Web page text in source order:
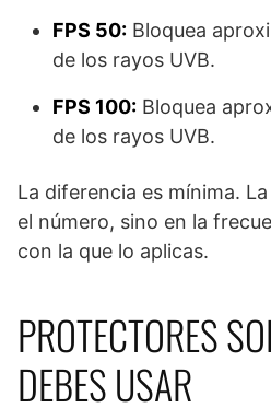
FPS 50: Bloquea
de los rayos UVB.
FPS 100: Bloquea
de los rayos UVB.
La diferencia es mínima.
el número, sino en la
con la que lo aplicas.
PROTECTORES
DEBES USAR